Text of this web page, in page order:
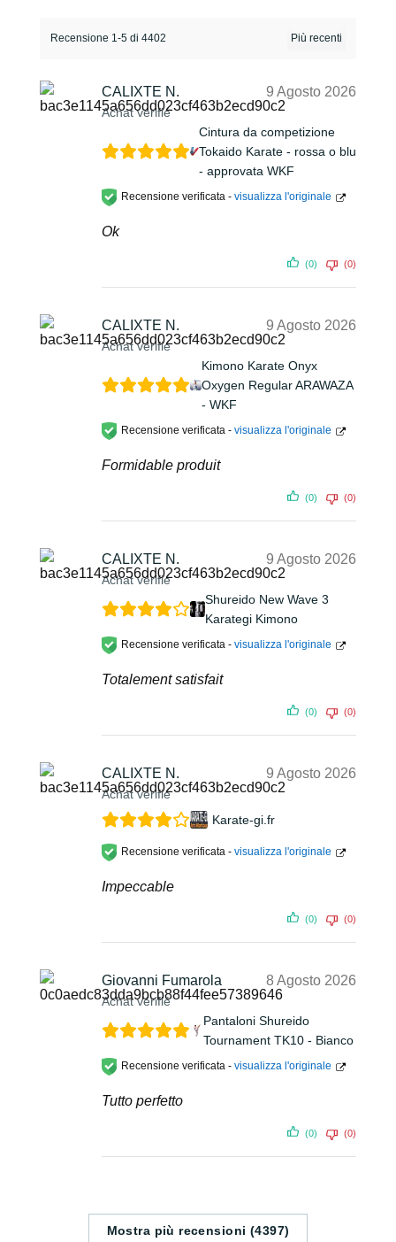
Recensione 1-5 di 4402
CALIXTE N.
Achat vérifié
9 Agosto 2026
Cintura da competizione
Tokaido Karate - rossa o blu
- approvata WKF
Recensione verificata - visualizza l'originale
Ok
(0) (0)
CALIXTE N.
Achat vérifié
9 Agosto 2026
Kimono Karate Onyx
Oxygen Regular ARAWAZA
- WKF
Recensione verificata - visualizza l'originale
Formidable produit
(0) (0)
CALIXTE N.
Achat vérifié
9 Agosto 2026
Shureido New Wave 3
Karategi Kimono
Recensione verificata - visualizza l'originale
Totalement satisfait
(0) (0)
CALIXTE N.
Achat vérifié
9 Agosto 2026
Karate-gi.fr
Recensione verificata - visualizza l'originale
Impeccable
(0) (0)
Giovanni Fumarola
Achat vérifié
8 Agosto 2026
Pantaloni Shureido
Tournament TK10 - Bianco
Recensione verificata - visualizza l'originale
Tutto perfetto
(0) (0)
Mostra più recensioni (4397)